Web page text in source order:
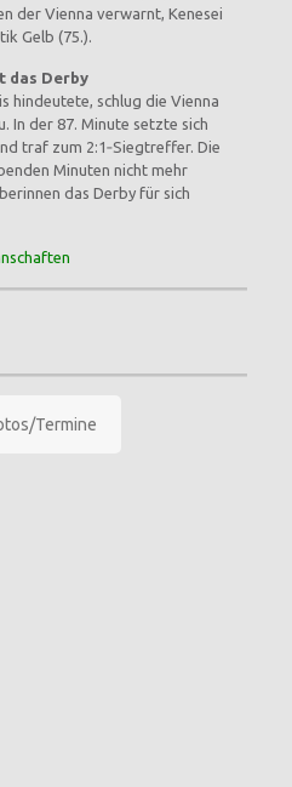
der Vienna verwarnt, Kenesei
Gelb (75.).
das Derby
hindeutete, schlug die Vienna
In der 87. Minute setzte sich
traf zum 2:1‑Siegtreffer. Die
Minuten nicht mehr
das Derby für sich
Termine